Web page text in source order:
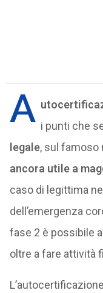
A i punti che
legale, sul famoso
ancora utile a
caso di legittima
dell’emergenza
fase 2 è possibile
oltre a fare attività